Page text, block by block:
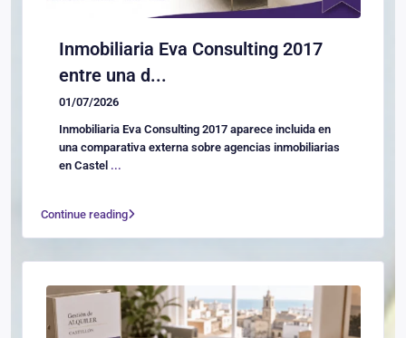
Inmobiliaria Eva Consulting 2017
entre una d...
01/07/2026
Inmobiliaria Eva Consulting 2017 aparece incluida en
una comparativa externa sobre agencias inmobiliarias
en Castel ...
Continue reading